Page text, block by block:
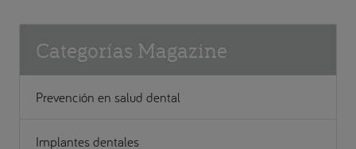
Categorías Magazine
Prevención en salud dental
Implantes dentales